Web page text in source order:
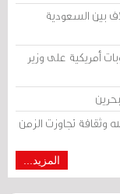
بين السعودية
أمريكية على وزير
وثقافة تجاوزت الزمن
المزيد...